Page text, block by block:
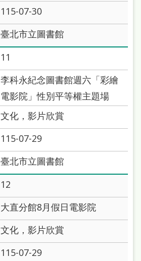
115-07-30
臺北市立圖書館
11
李科永紀念圖書館週六「彩繪
電影院」性別平等權主題場
文化，影片欣賞
115-07-29
臺北市立圖書館
12
大直分館8月假日電影院
文化，影片欣賞
115-07-29